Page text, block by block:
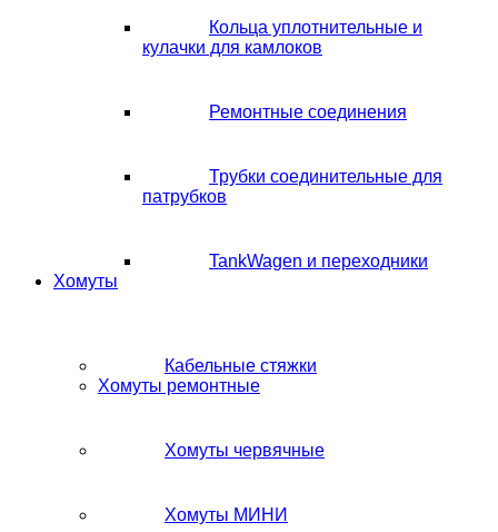
Кольца уплотнительные и
кулачки для камлоков
Ремонтные соединения
Трубки соединительные для
патрубков
TankWagen и переходники
Хомуты
Кабельные стяжки
Хомуты ремонтные
Хомуты червячные
Хомуты МИНИ